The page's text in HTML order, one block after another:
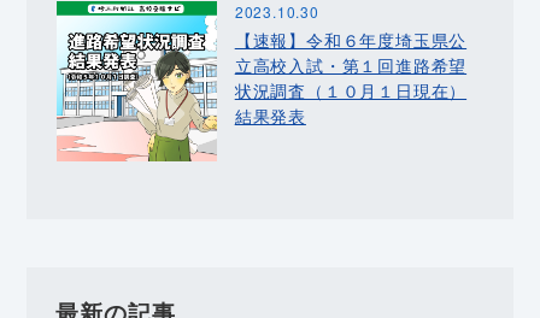
2023.10.30
【速報】令和６年度埼玉県公
立高校入試・第１回進路希望
状況調査（１０月１日現在）
結果発表